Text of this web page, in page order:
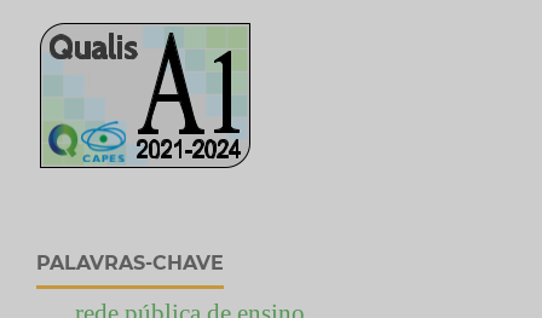
PALAVRAS-CHAVE
rede pública de ensino